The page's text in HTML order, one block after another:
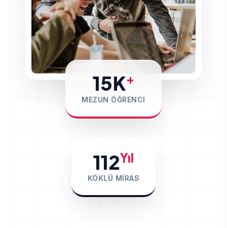
15K+
MEZUN ÖĞRENCI
112Yıl
KÖKLÜ MIRAS